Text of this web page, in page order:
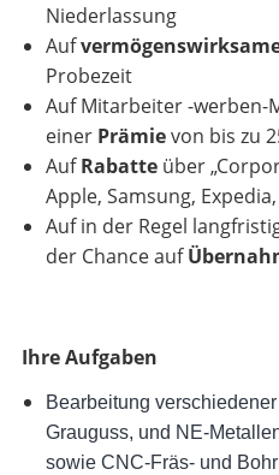
Niederlassung
Auf
Probezeit
Auf Mitarbeiter -
einer Prämievon bis zu
AufRabatte über
Apple, Samsung, Expedia,
Auf in der Regel
der Chance auf
Ihre Aufgaben
Bearbeitung
Grauguss, und NE-
sowie CNC-Fräs- und